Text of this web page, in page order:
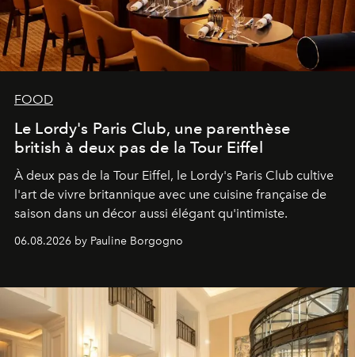
FOOD
Le Lordy's Paris Club, une parenthèse
british à deux pas de la Tour Eiffel
À deux pas de la Tour Eiffel, le Lordy's Paris Club cultive
l'art de vivre britannique avec une cuisine française de
saison dans un décor aussi élégant qu'intimiste.
06.08.2026 by Pauline Borgogno